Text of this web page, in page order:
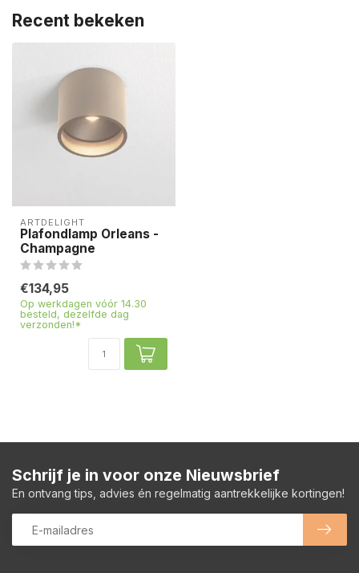
Recent bekeken
ARTDELIGHT
Plafondlamp Orleans -
Champagne
€134,95
Op werkdagen vóór 14.30
besteld, dezelfde dag
verzonden!*
Schrijf je in voor onze Nieuwsbrief
En ontvang tips, advies én regelmatig aantrekkelijke kortingen!